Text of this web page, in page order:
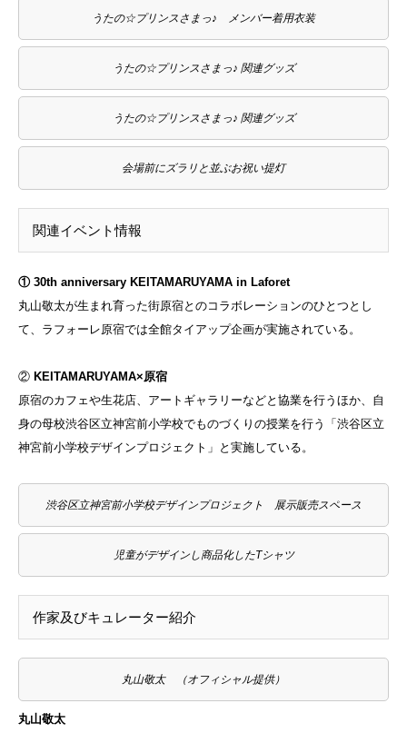
うたの☆プリンスさまっ♪ メンバー着用衣装
うたの☆プリンスさまっ♪ 関連グッズ
うたの☆プリンスさまっ♪ 関連グッズ
会場前にズラリと並ぶお祝い提灯
関連イベント情報
① 30th anniversary KEITAMARUYAMA in Laforet
丸山敬太が生まれ育った街原宿とのコラボレーションのひとつとし
て、ラフォーレ原宿では全館タイアップ企画が実施されている。
② KEITAMARUYAMA×原宿
原宿のカフェや生花店、アートギャラリーなどと協業を行うほか、自
身の母校渋谷区立神宮前小学校でものづくりの授業を行う「渋谷区立
神宮前小学校デザインプロジェクト」と実施している。
渋谷区立神宮前小学校デザインプロジェクト 展示販売スペース
児童がデザインし商品化したTシャツ
作家及びキュレーター紹介
丸山敬太 （オフィシャル提供）
丸山敬太